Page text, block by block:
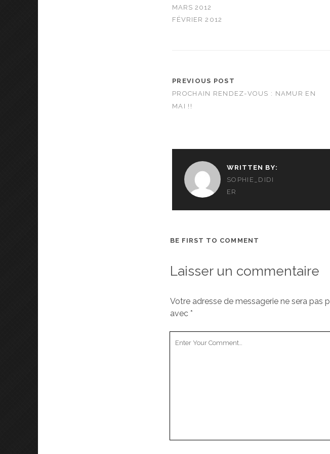
MARS 2012
FÉVRIER 2012
PREVIOUS POST
PROCHAIN RENDEZ-VOUS : NAMUR EN
MAI !!
WRITTEN BY:
SOPHIE_DIDI
ER
BE FIRST TO COMMENT
Laisser un commentaire
Votre adresse de messagerie ne sera pas
avec *